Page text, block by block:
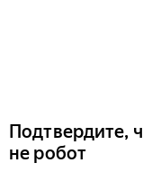
Подтвердите,
не робот